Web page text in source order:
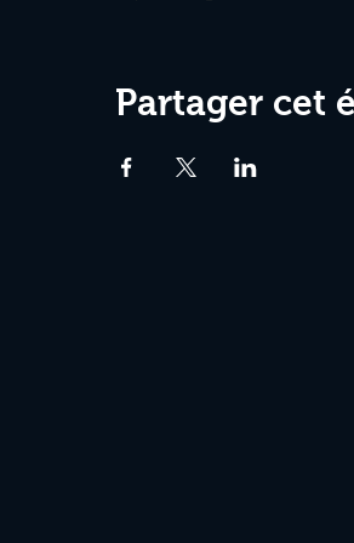
Partager cet